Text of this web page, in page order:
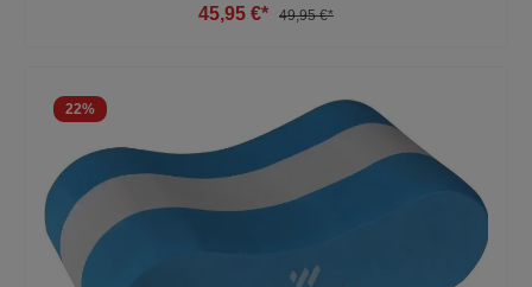
45,95 €* 49,95 €*
22%